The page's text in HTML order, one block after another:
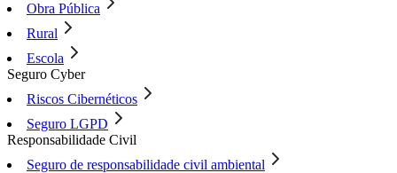
Obra Pública
Rural
Escola
Seguro Cyber
Riscos Cibernéticos
Seguro LGPD
Responsabilidade Civil
Seguro de responsabilidade civil ambiental